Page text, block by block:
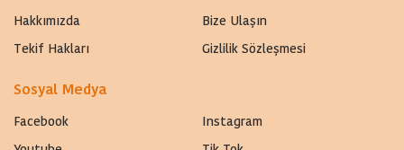
Hakkımızda
Bize Ulaşın
Tekif Hakları
Gizlilik Sözleşmesi
Sosyal Medya
Facebook
Instagram